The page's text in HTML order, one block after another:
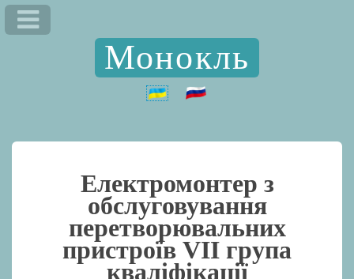
Монокль
Електромонтер з
обслуговування
перетворювальних
пристроїв VII група
кваліфікації